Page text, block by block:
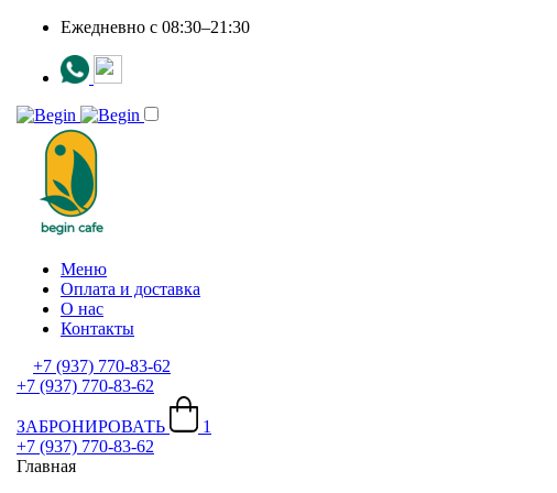
Ежедневно c 08:30–21:30
Меню
Оплата и доставка
О нас
Контакты
+7 (937) 770-83-62
+7 (937) 770-83-62
ЗАБРОНИРОВАТЬ
1
+7 (937) 770-83-62
Главная